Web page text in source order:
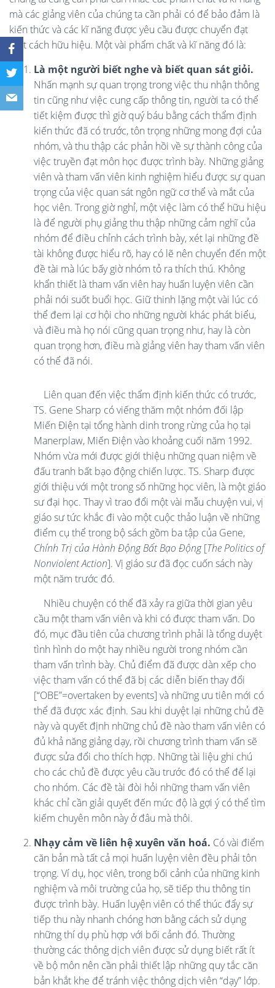
mà các giảng viên của chúng ta cần phải có để bảo đảm là
kiến thức và các kĩ năng được yêu cầu được chuyển đạt
một cách hữu hiệu. Một vài phẩm chất và kĩ năng đó là:
Là một người biết nghe và biết quan sát giỏi.
Nhấn mạnh sự quan trọng trong việc thu nhận thông
tin cũng như việc cung cấp thông tin, người ta có thể
tiết kiệm được thì giờ quý báu bằng cách thẩm định
kiến thức đã có trước, tôn trọng những mong đợi của
nhóm, và thu thập các phản hồi về sự thành công của
việc truyền đạt môn học được trình bày. Những giảng
viên và tham vấn viên kinh nghiệm hiểu được sự quan
trọng của việc quan sát ngôn ngữ cơ thể và mắt của
học viên. Trong giờ nghỉ, một việc làm có thể hữu hiệu
là để người phụ giảng thu thập những cảm nghĩ của
nhóm để điều chỉnh cách trình bày, xét lại những đề
tài không được hiểu rõ, hay có lẽ nên chuyển đến một
đề tài mà lúc bấy giờ nhóm tỏ ra thích thú. Không
khẩn thiết là tham vấn viên hay huấn luyện viên cần
phải nói suốt buổi học. Giữ thinh lặng một vài lúc có
thể đem lại cơ hội cho những người khác phát biểu,
và điều mà họ nói cũng quan trọng như, hay là còn
quan trọng hơn, điều mà giảng viên hay tham vấn viên
có thể đã nói.
Liên quan đến việc thẩm định kiến thức có trước,
TS. Gene Sharp có viếng thăm một nhóm đối lập
Miến Điện tại tổng hành dinh trong rừng của họ tại
Manerplaw, Miến Điện vào khoảng cuối năm 1992.
Nhóm vừa mới được giới thiệu những quan niệm về
đấu tranh bất bạo động chiến lược. TS. Sharp được
giới thiệu với một trong số những học viên, là một giáo
sư đại học. Thay vì trao đổi một vài mẫu chuyện vui, vị
giáo sư tức khắc đi vào một cuộc thảo luận về những
điểm cụ thể trong bộ sách gồm ba tập của Gene,
Chính Trị của Hành Động Bất Bạo Động[The Politics of
Nonviolent Action]. Vị giáo sư đã đọc cuốn sách này
một năm trước đó.
Nhiều chuyện có thể đã xảy ra giữa thời gian yêu
cầu một tham vấn viên và khi có được tham vấn. Do
đó, mục đầu tiên của chương trình phải là tổng duyệt
tình hình do một hay nhiều người trong nhóm cần
tham vấn trình bày. Chủ điểm đã được dàn xếp cho
việc tham vấn có thể đã bị các diễn biến thay đổi
[“OBE”=overtaken by events] và những ưu tiên mới có
thể đã được xác định. Sau khi duyệt lại những chủ đề
này và quyết định những chủ đề nào tham vấn viên có
đủ khả năng giảng dạy, rồi chương trình tham vấn sẽ
được sửa đổi cho thích hợp. Những tài liệu ghi chú
cho các chủ đề được yêu cầu trước đó có thể để lại
cho nhóm. Các đề tài đòi hỏi những tham vấn viên
khác chỉ cần giải quyết đến mức độ là gợi ý có thể tìm
kiếm chuyên môn này ở đâu mà thôi.
Nhạy cảm về liên hệ xuyên văn hoá. Có vài điểm
căn bản mà tất cả mọi huấn luyện viên đều phải tôn
trọng. Ví dụ, học viên, trong bối cảnh của những kinh
nghiệm và môi trường của họ, sẽ tiếp thu thông tin
được trình bày. Huấn luyện viên có thể thúc đẩy sự
tiếp thu này nhanh chóng hơn bằng cách sử dụng
những thí dụ phù hợp với bối cảnh đó. Thường
thường các thông dịch viên được sử dụng biết rất ít
về bộ môn nên cần phải thiết lập những quy tắc căn
bản khắt khe để tránh việc thông dịch viên “dạy” lớp.